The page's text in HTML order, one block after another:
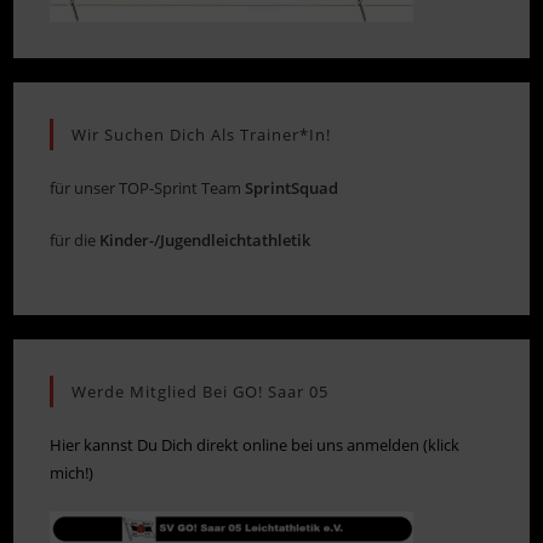
Wir Suchen Dich Als Trainer*in!
für unser TOP-Sprint Team SprintSquad
für die Kinder-/Jugendleichtathletik
Werde Mitglied Bei GO! Saar 05
Hier kannst Du Dich direkt online bei uns anmelden (klick
mich!)